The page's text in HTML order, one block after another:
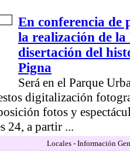
En conferencia de
la realización de
disertación del
Pigna
Será en el Parque
digitalización
fotos y
24, a partir ...
Locales - Información